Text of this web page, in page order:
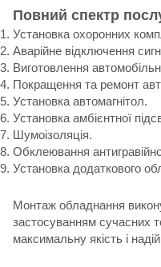
Повний спектр
Установка охоронних
Аварійне відключення
Виготовлення
Покращення та ремонт
Установка автомагнітол.
Установка амбієнтної
Шумоізоляція.
Обклеювання
Установка додаткового
Монтаж обладнання
застосуванням сучасних
максимальну якість і